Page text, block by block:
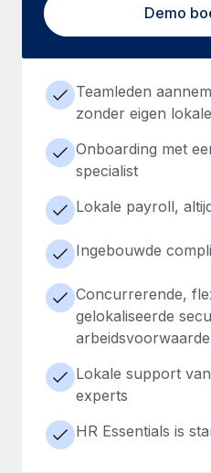
Demo
Teamleden
zonder eigen
Onboarding met
specialist
Lokale payroll,
Ingebouwde
Concurrerende,
gelokaliseerde
Lokale support
experts
HR Essentials is